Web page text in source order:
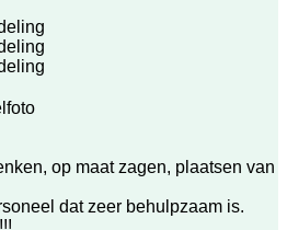
op maat zagen, plaatsen van
dat zeer behulpzaam is.